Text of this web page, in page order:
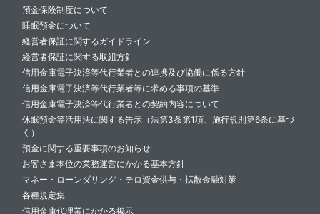
預金保険制度について
睡眠預金について
経営者保証に関するガイドライン
経営者保証に関する取組方針
信用金庫電子決済等代行業者との連携及び協働に係る方針
信用金庫電子決済等代行業者等に求める事項の基準
信用金庫電子決済等代行業者との契約内容について
休眠預金等活用法に関する告示（法第3条第1項、施行規則第6条に基づ
く）
預金に関する重要事項のお知らせ
お客さま本位の業務運営にかかる基本方針
マネー・ローンダリング・テロ資金供与・拡散金融対策
各種規定集
信用金庫代理業にかかる掲示